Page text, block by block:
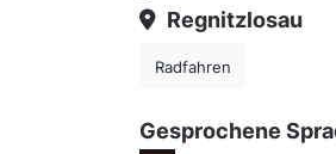
Regnitzlosau
Radfahren
Gesprochene